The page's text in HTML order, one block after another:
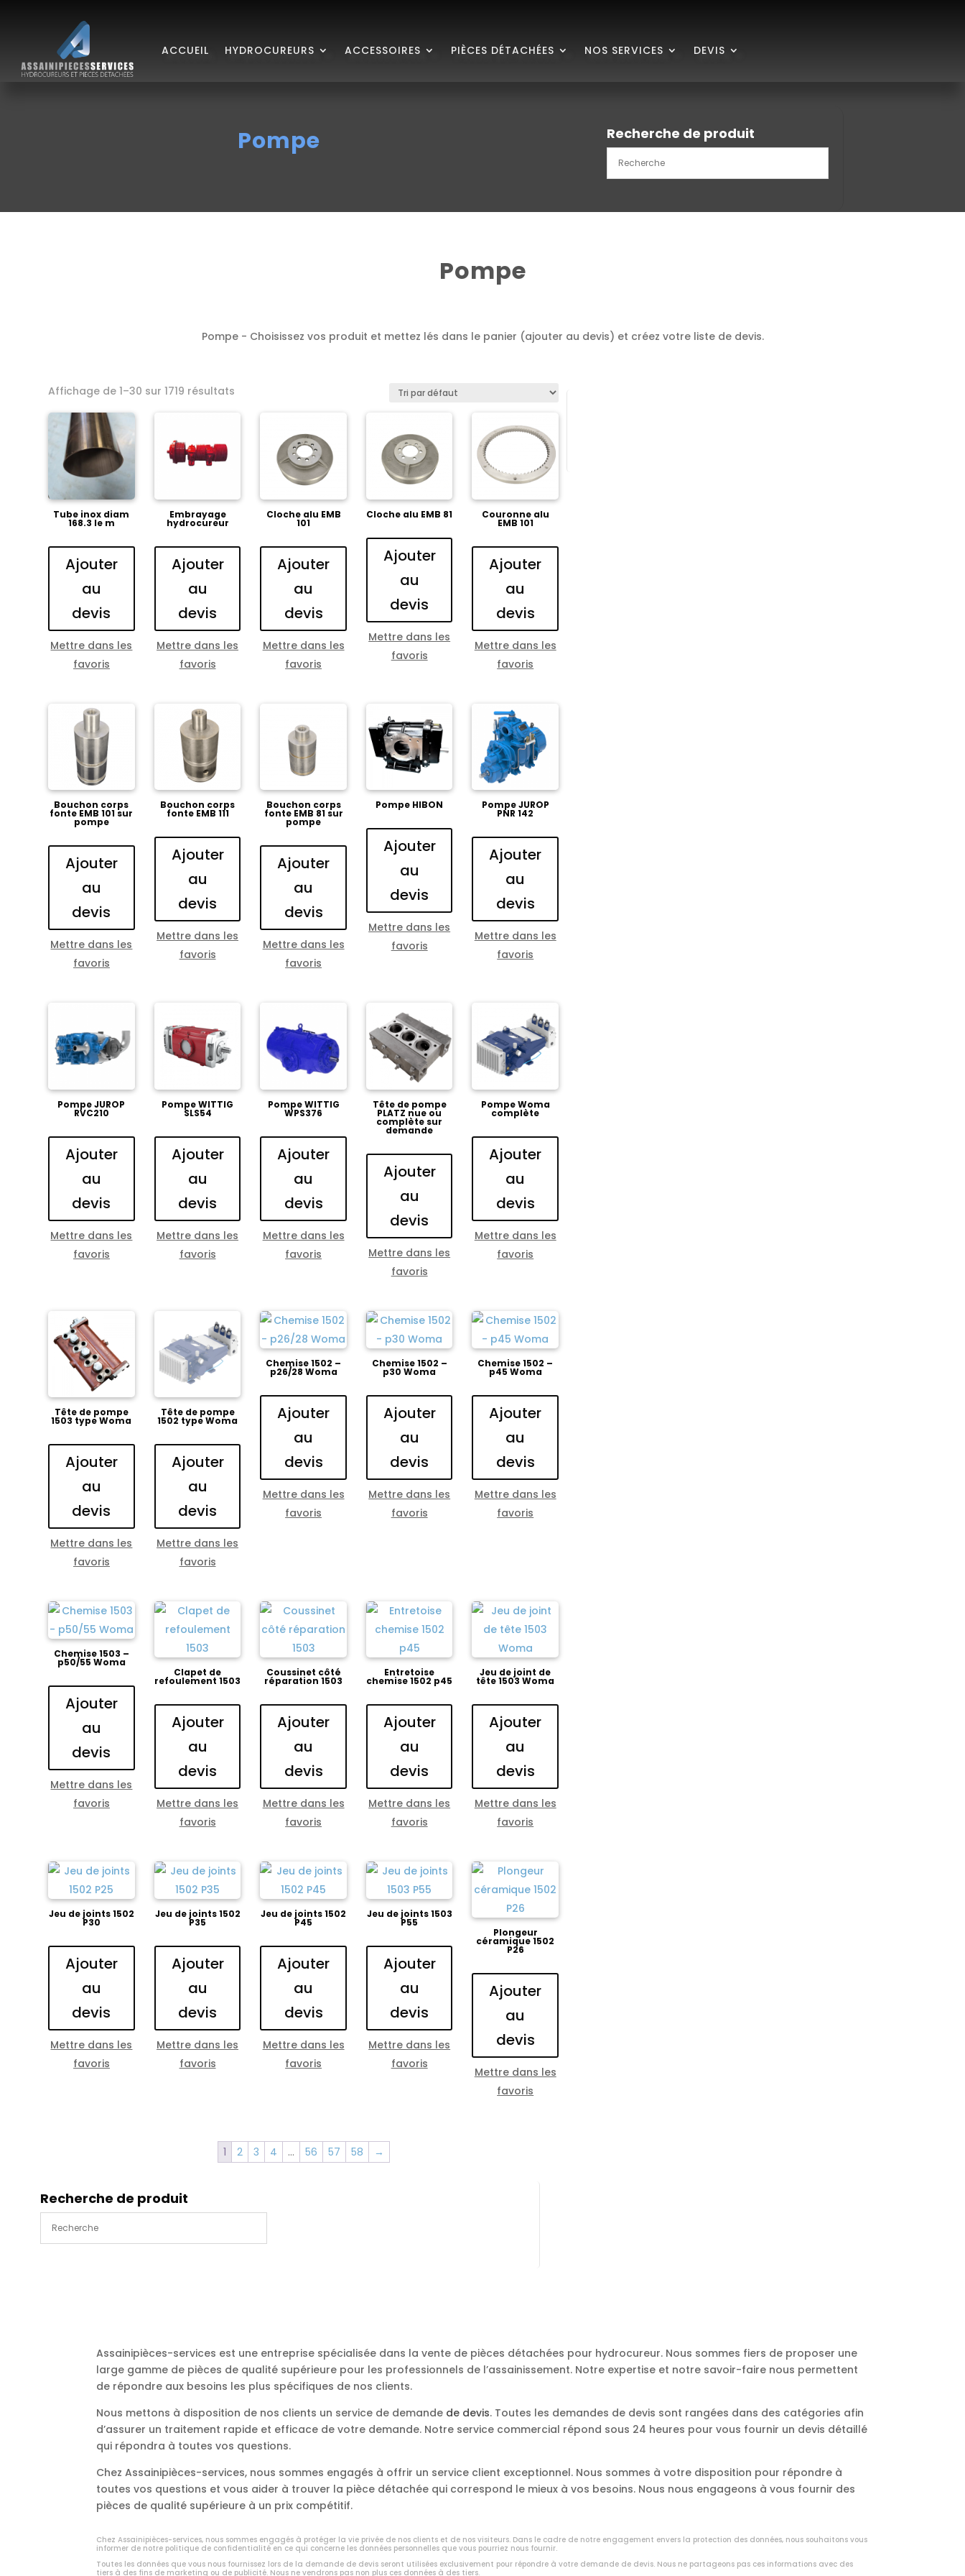
ACCUEIL HYDROCUREURS ACCESSOIRES PIÈCES DÉTACHÉES NOS SERVICES DEVIS
Pompe Recherche de produit
Pompe
Pompe - Choisissez vos produit et mettez lés dans le panier (ajouter au devis) et créez votre liste de devis.
Affichage de 1–30 sur 1719 résultats
Tube inox diam
168.3 le m
Ajouter
au
devis
Mettre dans les
favoris
Embrayage
hydrocureur
Ajouter
au
devis
Mettre dans les
favoris
Cloche alu EMB
101
Ajouter
au
devis
Mettre dans les
favoris
Cloche alu EMB 81
Ajouter
au
devis
Mettre dans les
favoris
Couronne alu
EMB 101
Ajouter
au
devis
Mettre dans les
favoris
Bouchon corps
fonte EMB 101 sur
pompe
Ajouter
au
devis
Mettre dans les
favoris
Bouchon corps
fonte EMB 111
Ajouter
au
devis
Mettre dans les
favoris
Bouchon corps
fonte EMB 81 sur
pompe
Ajouter
au
devis
Mettre dans les
favoris
Pompe HIBON
Ajouter
au
devis
Mettre dans les
favoris
Pompe JUROP
PNR 142
Ajouter
au
devis
Mettre dans les
favoris
Pompe JUROP
RVC210
Ajouter
au
devis
Mettre dans les
favoris
Pompe WITTIG
SLS54
Ajouter
au
devis
Mettre dans les
favoris
Pompe WITTIG
WPS376
Ajouter
au
devis
Mettre dans les
favoris
Tête de pompe
PLATZ nue ou
complète sur
demande
Ajouter
au
devis
Mettre dans les
favoris
Pompe Woma
complète
Ajouter
au
devis
Mettre dans les
favoris
Tête de pompe
1503 type Woma
Ajouter
au
devis
Mettre dans les
favoris
Tête de pompe
1502 type Woma
Ajouter
au
devis
Mettre dans les
favoris
Chemise 1502 –
p26/28 Woma
Ajouter
au
devis
Mettre dans les
favoris
Chemise 1502 –
p30 Woma
Ajouter
au
devis
Mettre dans les
favoris
Chemise 1502 –
p45 Woma
Ajouter
au
devis
Mettre dans les
favoris
Chemise 1503 –
p50/55 Woma
Ajouter
au
devis
Mettre dans les
favoris
Clapet de
refoulement 1503
Ajouter
au
devis
Mettre dans les
favoris
Coussinet côté
réparation 1503
Ajouter
au
devis
Mettre dans les
favoris
Entretoise
chemise 1502 p45
Ajouter
au
devis
Mettre dans les
favoris
Jeu de joint de
tête 1503 Woma
Ajouter
au
devis
Mettre dans les
favoris
Jeu de joints 1502
P30
Ajouter
au
devis
Mettre dans les
favoris
Jeu de joints 1502
P35
Ajouter
au
devis
Mettre dans les
favoris
Jeu de joints 1502
P45
Ajouter
au
devis
Mettre dans les
favoris
Jeu de joints 1503
P55
Ajouter
au
devis
Mettre dans les
favoris
Plongeur
céramique 1502
P26
Ajouter
au
devis
Mettre dans les
favoris
1 2 3 4 … 56 57 58 →
Recherche de produit
Assainipièces-services est une entreprise spécialisée dans la vente de pièces détachées pour hydrocureur. Nous sommes fiers de proposer une
large gamme de pièces de qualité supérieure pour les professionnels de l’assainissement. Notre expertise et notre savoir-faire nous permettent
de répondre aux besoins les plus spécifiques de nos clients.
Nous mettons à disposition de nos clients un service de demande de devis. Toutes les demandes de devis sont rangées dans des catégories afin
d’assurer un traitement rapide et efficace de votre demande. Notre service commercial répond sous 24 heures pour vous fournir un devis détaillé
qui répondra à toutes vos questions.
Chez Assainipièces-services, nous sommes engagés à offrir un service client exceptionnel. Nous sommes à votre disposition pour répondre à
toutes vos questions et vous aider à trouver la pièce détachée qui correspond le mieux à vos besoins. Nous nous engageons à vous fournir des
pièces de qualité supérieure à un prix compétitif.
Chez Assainipièces-services, nous sommes engagés à protéger la vie privée de nos clients et de nos visiteurs. Dans le cadre de notre engagement envers la protection des données, nous souhaitons vous
informer de notre politique de confidentialité en ce qui concerne les données personnelles que vous pourriez nous fournir.
Toutes les données que vous nous fournissez lors de la demande de devis seront utilisées exclusivement pour répondre à votre demande de devis. Nous ne partageons pas ces informations avec des
tiers à des fins de marketing ou de publicité. Nous ne vendrons pas non plus ces données à des tiers.